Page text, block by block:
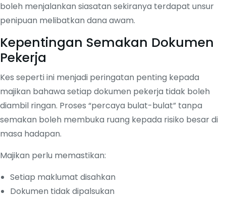
boleh menjalankan siasatan sekiranya terdapat unsur
penipuan melibatkan dana awam.
Kepentingan Semakan Dokumen
Pekerja
Kes seperti ini menjadi peringatan penting kepada
majikan bahawa setiap dokumen pekerja tidak boleh
diambil ringan. Proses “percaya bulat-bulat” tanpa
semakan boleh membuka ruang kepada risiko besar di
masa hadapan.
Majikan perlu memastikan:
Setiap maklumat disahkan
Dokumen tidak dipalsukan